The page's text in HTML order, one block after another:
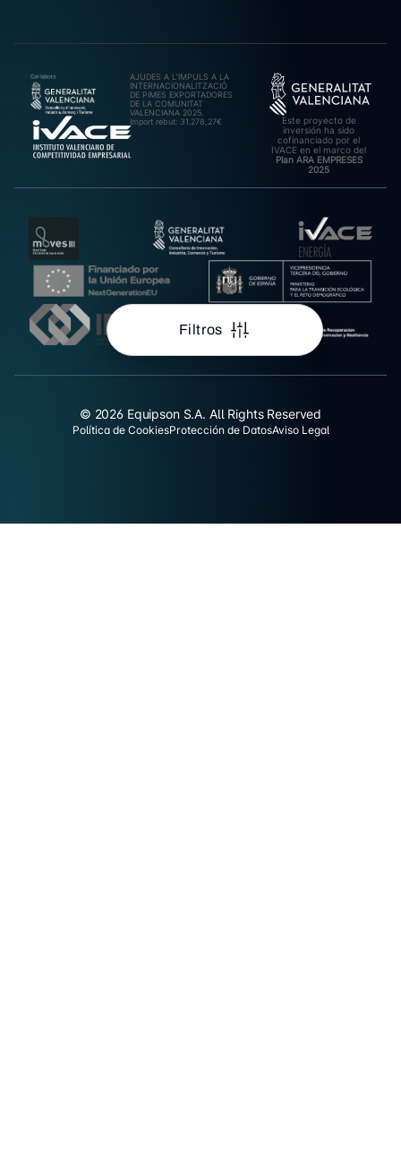
Filtros
AJUDES A L’IMPULS A LA
INTERNACIONALITZACIÓ
DE PIMES EXPORTADORES
DE LA COMUNITAT
VALENCIANA 2025.
Import rebut: 31.278,27€
Este proyecto de
inversión ha sido
cofinanciado por el
IVACE en el marco del
Plan ARA EMPRESES
2025
© 2026 Equipson S.A. All Rights Reserved
Política de CookiesProtección de DatosAviso Legal